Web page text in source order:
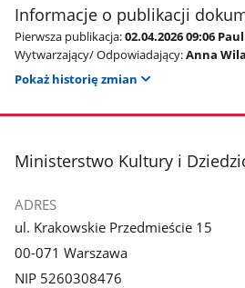
Informacje o publikacji
Pierwsza publikacja:02.04.2026 09:06
Wytwarzający/ Odpowiadający:Anna
Pokaż historię zmian
stopka
Ministerstwo Kultury i
ADRES
ul. Krakowskie Przedmieście 15
00-071 Warszawa
NIP 5260308476